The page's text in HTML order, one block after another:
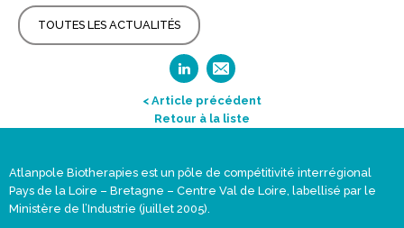
TOUTES LES ACTUALITÉS
< Article précédent
Retour à la liste
Atlanpole Biotherapies est un pôle de compétitivité interrégional
Pays de la Loire – Bretagne – Centre Val de Loire, labellisé par le
Ministère de l’Industrie (juillet 2005).